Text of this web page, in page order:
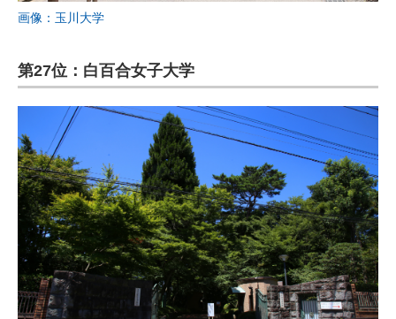
画像：玉川大学
第27位：白百合女子大学